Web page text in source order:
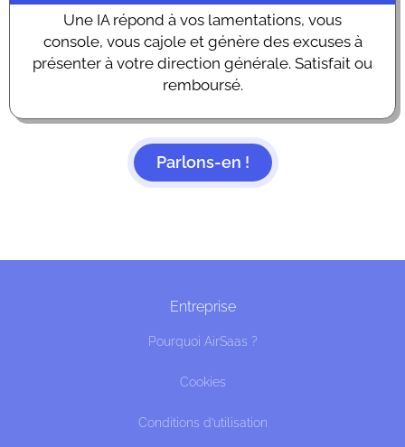
Une IA répond à vos lamentations, vous
console, vous cajole et génère des excuses à
présenter à votre direction générale. Satisfait ou
remboursé.
Parlons-en !
Entreprise
Pourquoi AirSaas ?
Cookies
Conditions d’utilisation